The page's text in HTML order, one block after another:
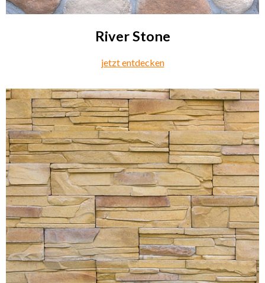
River Stone
jetzt entdecken